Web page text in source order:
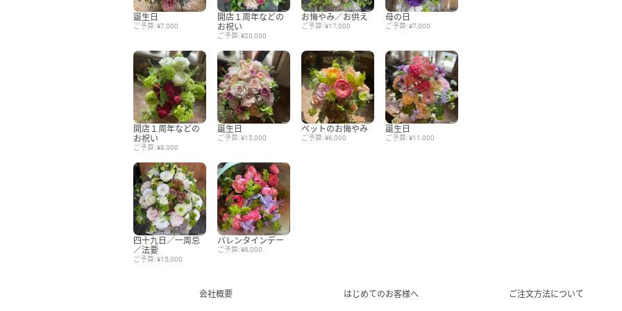
誕生日
ご予算: ¥7,000
開店１周年などの
お祝い
ご予算: ¥20,000
お悔やみ／お供え
ご予算: ¥17,000
母の日
ご予算: ¥7,000
開店１周年などの
お祝い
ご予算: ¥8,000
誕生日
ご予算: ¥15,000
ペットのお悔やみ
ご予算: ¥6,000
誕生日
ご予算: ¥11,000
四十九日／一周忌
／法要
ご予算: ¥15,000
バレンタインデー
ご予算: ¥6,000
会社概要 はじめてのお客様へ ご注文方法について